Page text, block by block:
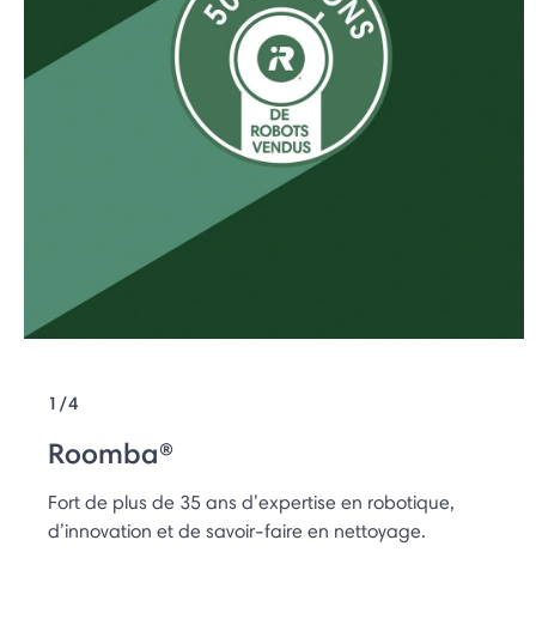
1/4
Roomba®
Fort de plus de 35 ans d’expertise en robotique,
d’innovation et de savoir-faire en nettoyage.